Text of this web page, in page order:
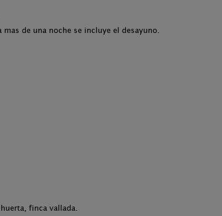
de una noche se incluye el desayuno.
finca vallada.